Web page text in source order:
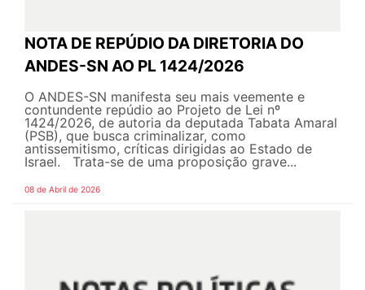
NOTA DE REPÚDIO DA DIRETORIA DO
ANDES-SN AO PL 1424/2026
O ANDES-SN manifesta seu mais veemente e
contundente repúdio ao Projeto de Lei nº
1424/2026, de autoria da deputada Tabata Amaral
(PSB), que busca criminalizar, como
antissemitismo, críticas dirigidas ao Estado de
Israel. Trata-se de uma proposição grave...
08 de Abril de 2026